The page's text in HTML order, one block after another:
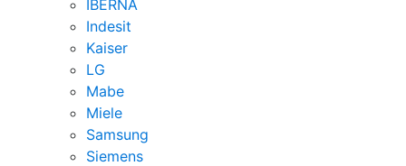
IBERNA
Indesit
Kaiser
LG
Mabe
Miele
Samsung
Siemens